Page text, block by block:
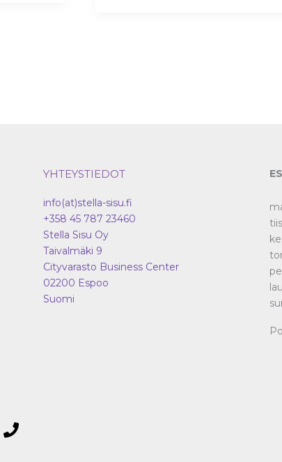
YHTEYSTIEDOT
info(at)stella-sisu.fi
+358 45 787 23460
Stella Sisu Oy
Taivalmäki 9
Cityvarasto Business Center
02200 Espoo
Suomi